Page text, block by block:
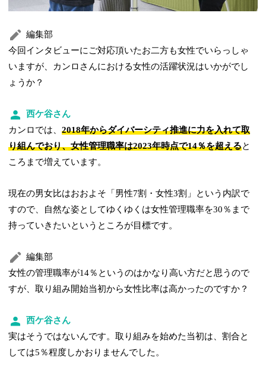
編集部
今回インタビューにご対応頂いたお二方も女性でいらっしゃ
いますが、カンロさんにおける女性の活躍状況はいかがでし
ょうか？
西ケ谷さん
カンロでは、2018年からダイバーシティ推進に力を入れて取
り組んでおり、女性管理職率は2023年時点で14％を超えると
ころまで増えています。
現在の男女比はおおよそ「男性7割・女性3割」という内訳で
すので、自然な姿としてゆくゆくは女性管理職率を30％まで
持っていきたいというところが目標です。
編集部
女性の管理職率が14％というのはかなり高い方だと思うので
すが、取り組み開始当初から女性比率は高かったのですか？
西ケ谷さん
実はそうではないんです。取り組みを始めた当初は、割合と
しては5％程度しかおりませんでした。